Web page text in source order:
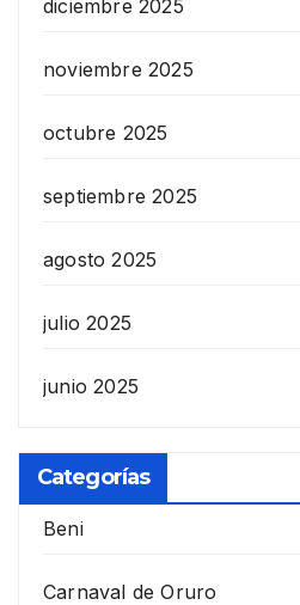
diciembre 2025
noviembre 2025
octubre 2025
septiembre 2025
agosto 2025
julio 2025
junio 2025
Categorías
Beni
Carnaval de Oruro